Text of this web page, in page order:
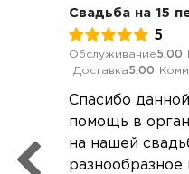
Свадьба на 15
5
Обслуживание5.00
Доставка5.00
Спасибо
помощь в
на нашей
разнообразное